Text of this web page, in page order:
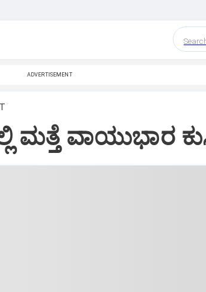
ADVERTISEMENT
ಮತ್ತೆ ವಾಯುಭಾರ